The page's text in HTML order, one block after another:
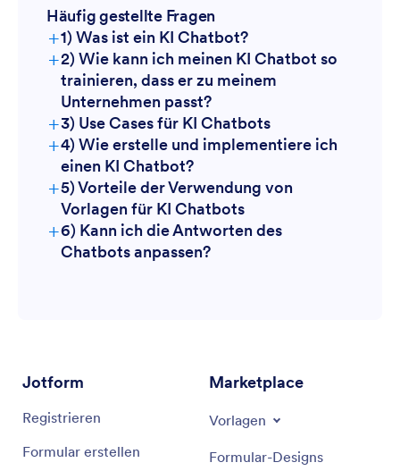
Häufig gestellte Fragen
+1) Was ist ein KI Chatbot?
+2) Wie kann ich meinen KI Chatbot so
trainieren, dass er zu meinem
Unternehmen passt?
Wissensdatenbank hinzufügen
Q&As definieren
+3) Use Cases für KI Chatbots
Kundenservice
E-Commerce
+4) Wie erstelle und implementiere ich
einen KI Chatbot?
Wählen Sie eine Vorlage
Chatbot trainieren
Starten und überwachen
+5) Vorteile der Verwendung von
Vorlagen für KI Chatbots
Spart Zeit
Anpassbar
+6) Kann ich die Antworten des
Chatbots anpassen?
Jotform
Registrieren
Formular erstellen
Marketplace
Vorlagen
Formular-Designs